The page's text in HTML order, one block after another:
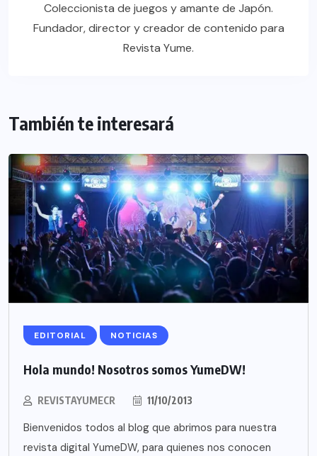
Coleccionista de juegos y amante de Japón.
Fundador, director y creador de contenido para
Revista Yume.
También te interesará
EDITORIAL NOTICIAS
Hola mundo! Nosotros somos YumeDW!
REVISTAYUMECR 11/10/2013
Bienvenidos todos al blog que abrimos para nuestra
revista digital YumeDW, para quienes nos conocen